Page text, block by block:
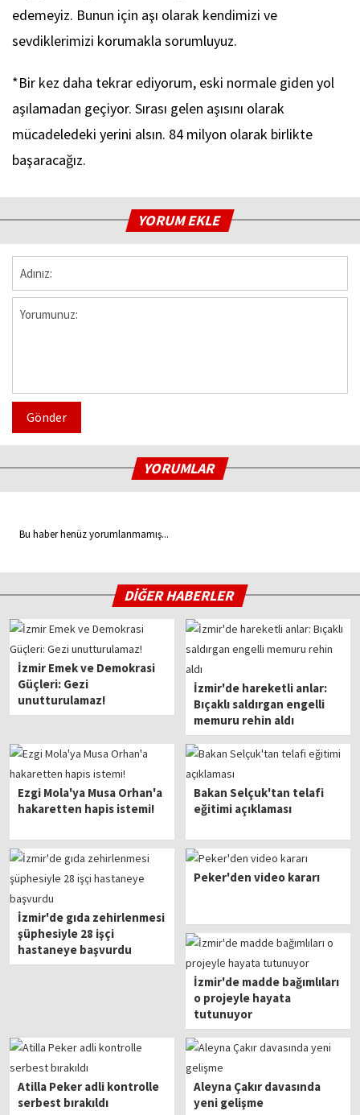
edemeyiz. Bunun için aşı olarak kendimizi ve
sevdiklerimizi korumakla sorumluyuz.
*Bir kez daha tekrar ediyorum, eski normale giden yol
aşılamadan geçiyor. Sırası gelen aşısını olarak
mücadeledeki yerini alsın. 84 milyon olarak birlikte
başaracağız.
YORUM EKLE
Gönder
YORUMLAR
Bu haber henüz yorumlanmamış...
DİĞER HABERLER
İzmir Emek ve Demokrasi
Güçleri: Gezi
unutturulamaz!
İzmir'de hareketli anlar:
Bıçaklı saldırgan engelli
memuru rehin aldı
Ezgi Mola'ya Musa Orhan'a
hakaretten hapis istemi!
Bakan Selçuk'tan telafi
eğitimi açıklaması
İzmir'de gıda zehirlenmesi
şüphesiyle 28 işçi
hastaneye başvurdu
Peker'den video kararı
İzmir'de madde bağımlıları
o projeyle hayata
tutunuyor
Atilla Peker adli kontrolle
serbest bırakıldı
Aleyna Çakır davasında
yeni gelişme